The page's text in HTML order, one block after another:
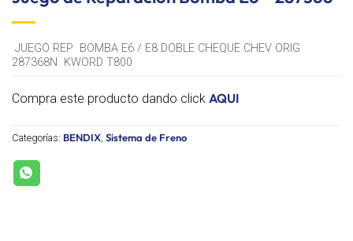
JUEGO REP BOMBA E6 / E8 DOBLE CHEQUE CHEV ORIG
287368N KWORD T800
Compra este producto dando click AQUI
Categorías: BENDIX Sistema de Freno